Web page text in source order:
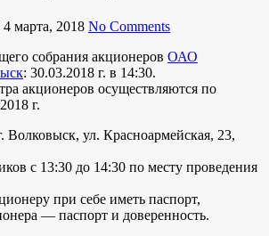
4 марта, 2018 No Comments
собрания акционеров ОАО
: 30.03.2018 г. в 14:30.
акционеров осуществляются по
г.
Волковыск, ул. Красноармейская, 23,
с 13:30 до 14:30 по месту проведения
при себе иметь паспорт,
— паспорт и доверенность.